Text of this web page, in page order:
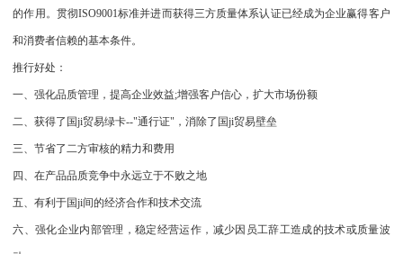
的作用。贯彻ISO9001标准并进而获得三方质量体系认证已经成为企业赢得客户
和消费者信赖的基本条件。
推行好处：
一、强化品质管理，提高企业效益;增强客户信心，扩大市场份额
二、获得了国ji贸易绿卡--"通行证"，消除了国ji贸易壁垒
三、节省了二方审核的精力和费用
四、在产品品质竞争中永远立于不败之地
五、有利于国ji间的经济合作和技术交流
六、强化企业内部管理，稳定经营运作，减少因员工辞工造成的技术或质量波